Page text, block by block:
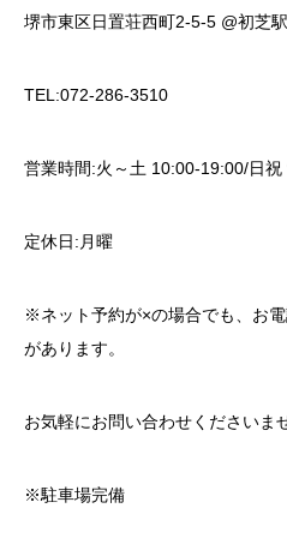
堺市東区日置荘西町2-5-5 @初芝
TEL:072-286-3510
営業時間:火～土 10:00-19:00/日
定休日:月曜
※ネット予約が×の場合でも、お
があります。
お気軽にお問い合わせくださいま
※駐車場完備